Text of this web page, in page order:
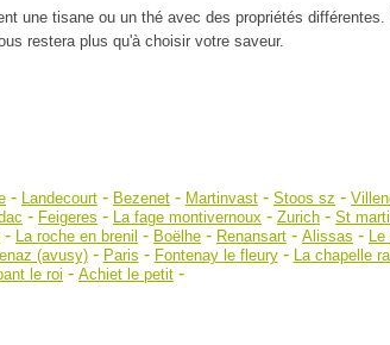
une tisane ou un thé avec des propriétés
restera plus qu'à choisir votre saveur.
- Landecourt - Bezenet - Martinvast - Stoos sz -
- Feigeres - La fage montivernoux - Zurich - St
- La roche en brenil - Boëlhe - Renansart - Alissas -
(avusy)- Paris - Fontenay le fleury- La chapelle
le roi - Achiet le petit -